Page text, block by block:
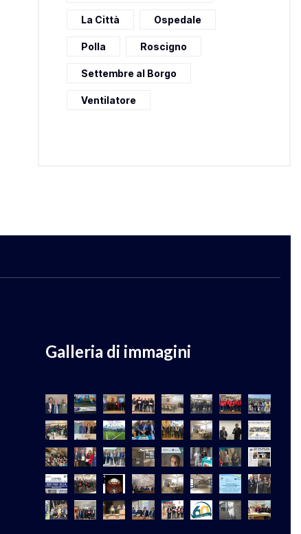
La Città Ospedale
Polla Roscigno
Settembre al Borgo
Ventilatore
Galleria di immagini